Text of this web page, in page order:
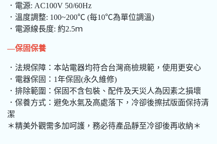
．電源: AC100V 50/60Hz
．溫度調整: 100~200℃ (每10℃為單位調溫)
．電源線長度: 約2.5ｍ
—保固保養
．法規保障：本站電器均符合台灣商檢規範，使用更安心
．電器保固：1年保固(永久維修)
．排除範圍：保固不含包裝、配件及天災人為因素之損壞
．保養方式：避免水氣及高處落下，冷卻後擦拭版面保持清
潔
＊精美外觀需多加呵護，務必待產品靜至冷卻後再收納＊